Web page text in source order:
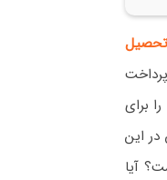
تحصیل
برای
در این
آیا